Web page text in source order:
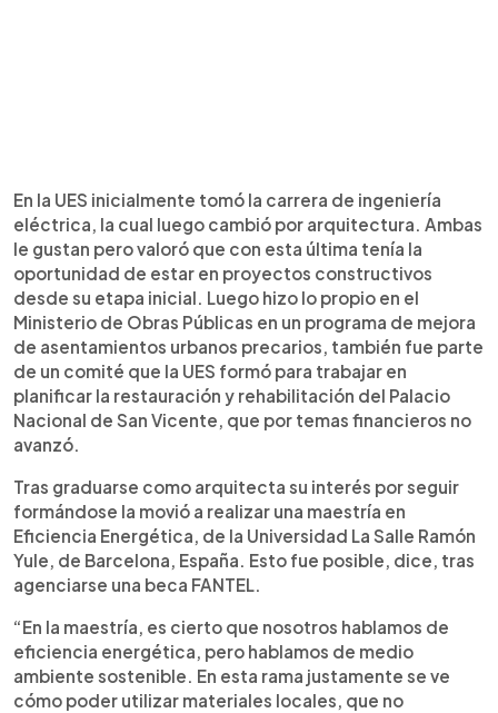
En la UES inicialmente tomó la carrera de ingeniería
eléctrica, la cual luego cambió por arquitectura. Ambas
le gustan pero valoró que con esta última tenía la
oportunidad de estar en proyectos constructivos
desde su etapa inicial. Luego hizo lo propio en el
Ministerio de Obras Públicas en un programa de mejora
de asentamientos urbanos precarios, también fue parte
de un comité que la UES formó para trabajar en
planificar la restauración y rehabilitación del Palacio
Nacional de San Vicente, que por temas financieros no
avanzó.
Tras graduarse como arquitecta su interés por seguir
formándose la movió a realizar una maestría en
Eficiencia Energética, de la Universidad La Salle Ramón
Yule, de Barcelona, España. Esto fue posible, dice, tras
agenciarse una beca FANTEL.
“En la maestría, es cierto que nosotros hablamos de
eficiencia energética, pero hablamos de medio
ambiente sostenible. En esta rama justamente se ve
cómo poder utilizar materiales locales, que no